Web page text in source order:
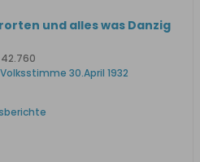
und alles was Danzig
30.April 1932